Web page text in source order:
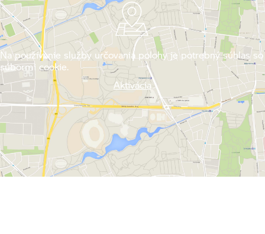
Na používanie služby určovania polohy je potrebný súhlas so
súbormi cookie.
Aktivácia